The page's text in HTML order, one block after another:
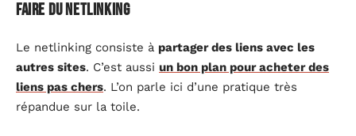
Faire du netlinking
Le netlinking consiste à partager des liens avec les
autres sites. C’est aussi un bon plan pour acheter des
liens pas chers. L’on parle ici d’une pratique très
répandue sur la toile.